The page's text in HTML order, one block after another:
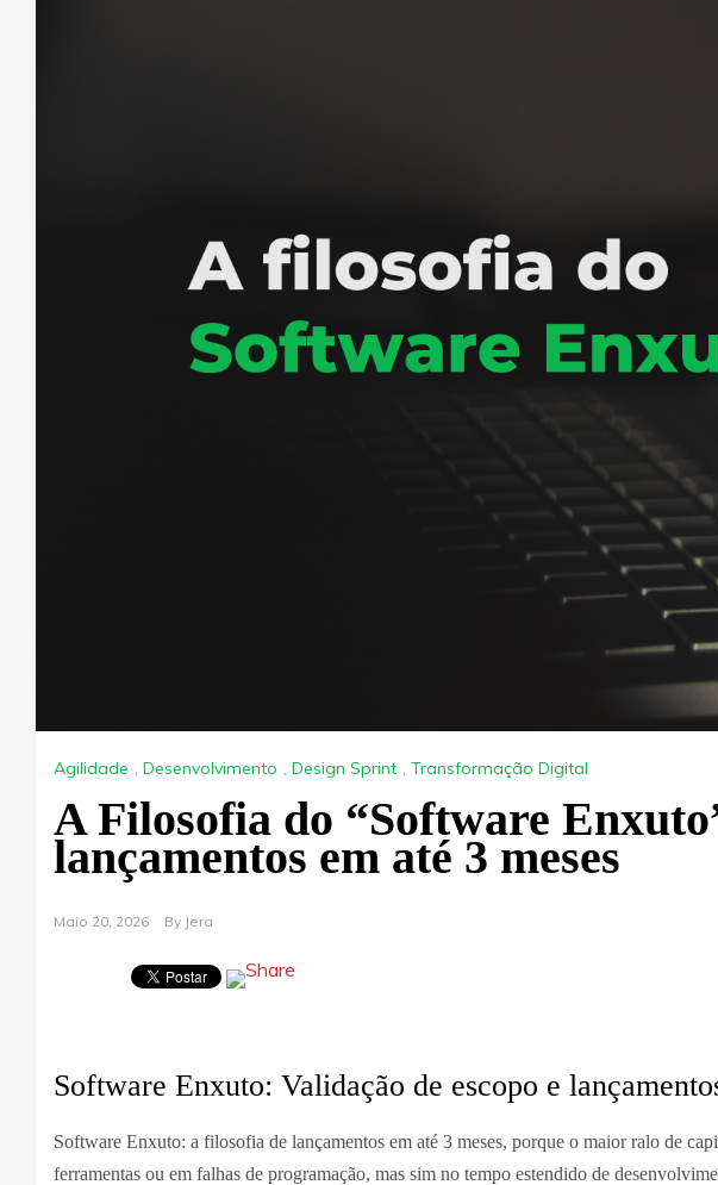
Agilidade , Desenvolvimento , Design Sprint , Transformação Digital
A Filosofia do “Software
lançamentos em até 3 meses
Maio 20, 2026 By Jera
Software Enxuto: Validação de escopo e
Software Enxuto: a filosofia de lançamentos em até 3 meses, porque o maior ralo de
ferramentas ou em falhas de programação, mas sim no tempo estendido de